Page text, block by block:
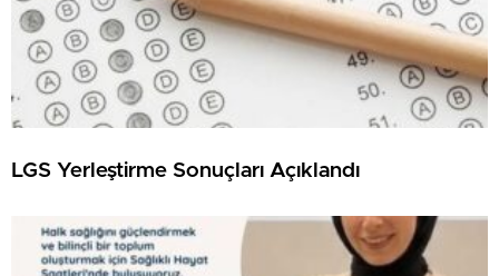
LGS Yerleştirme Sonuçları Açıklandı